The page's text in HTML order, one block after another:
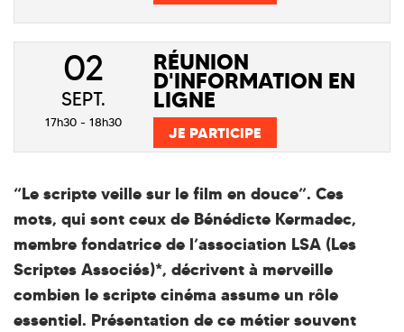
02
SEPT.
17h30 - 18h30
RÉUNION
D'INFORMATION EN
LIGNE
JE PARTICIPE
“Le scripte veille sur le film en douce”. Ces
mots, qui sont ceux de Bénédicte Kermadec,
membre fondatrice de l’association LSA (Les
Scriptes Associés)*, décrivent à merveille
combien le scripte cinéma assume un rôle
essentiel. Présentation de ce métier souvent